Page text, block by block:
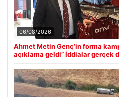
06/08/2026
Ahmet Metin Genç’in forma
açıklama geldi” İddialar gerçek